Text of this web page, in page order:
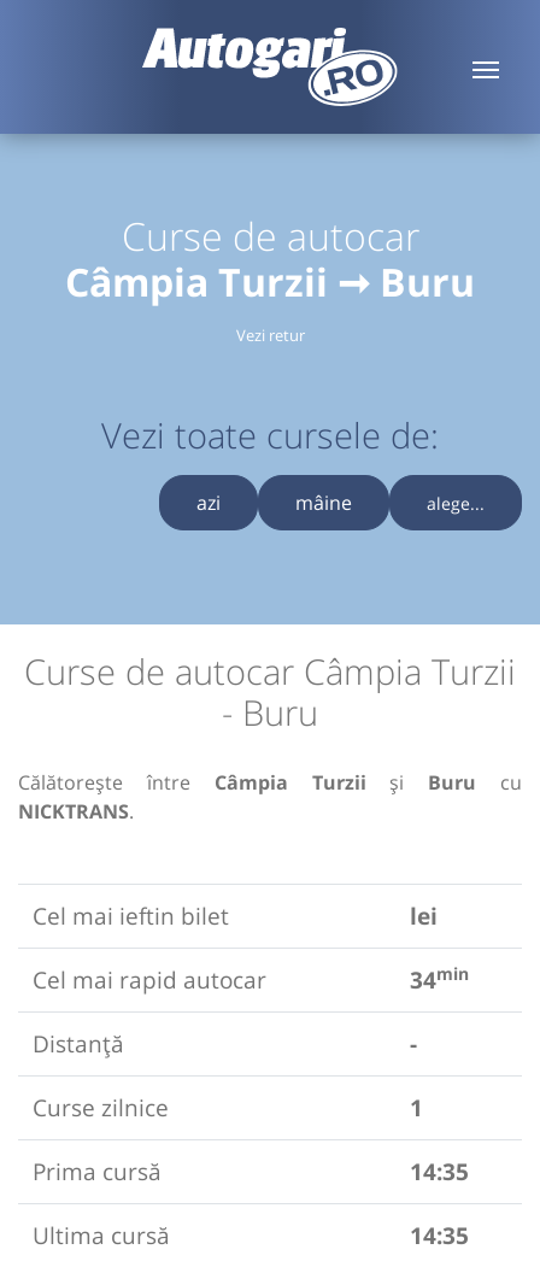
Curse de autocar
Câmpia Turzii ➞ Buru
Vezi retur
Vezi toate cursele de:
azi mâine alege...
Curse de autocar Câmpia Turzii
- Buru
Călătorește între Câmpia Turzii și Buru cu
NICKTRANS.
Cel mai ieftin bilet
lei
Cel mai rapid autocar
34min
Distanță
-
Curse zilnice
1
Prima cursă
14:35
Ultima cursă
14:35